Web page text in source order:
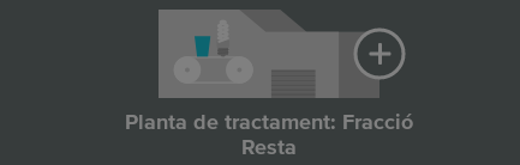
Planta de tractament: Fracció
Resta